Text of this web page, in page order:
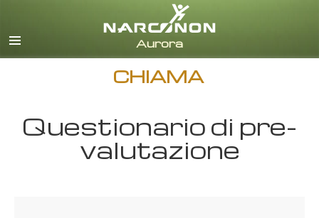
italiano
CHIAMA
Questionario di pre-
valutazione